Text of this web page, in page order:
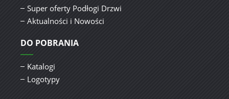
Super oferty Podłogi Drzwi
Aktualności i Nowości
DO POBRANIA
Katalogi
Logotypy